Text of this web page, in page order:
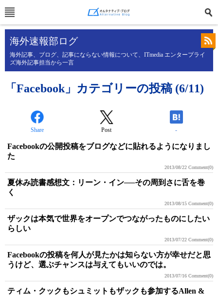
海外速報部ログ
海外記事、ブログ、記事にならない情報について、ITmedia エンタープライ
ズ海外記事担当から一言
「Facebook」カテゴリーの投稿 (6/11)
Share Post -
Facebookの公開投稿をブログなどに貼れるようになりまし
た
2013/08/22 Comment(0)
夏休み読書感想文：リーン・イン──その周到さに舌を巻
く
2013/08/15 Comment(0)
ザックは本気で世界をオープンでつながったものにしたい
らしい
2013/07/22 Comment(0)
Facebookの投稿を何人が見たかは知らない方が幸せだと思
うけど、選ぶチャンスは与えてもいいのでは。
2013/07/16 Comment(0)
ティム・クックもシュミットもザックも参加するAllen &